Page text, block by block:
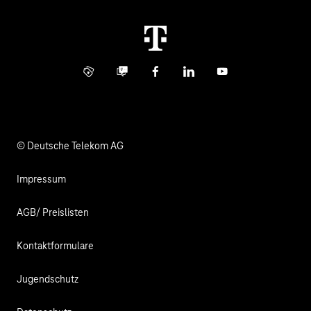
Info ServiceBusiness Community
FacebookLinkedInYouTube
© Deutsche Telekom AG
Impressum
AGB/ Preislisten
Kontaktformulare
Jugendschutz